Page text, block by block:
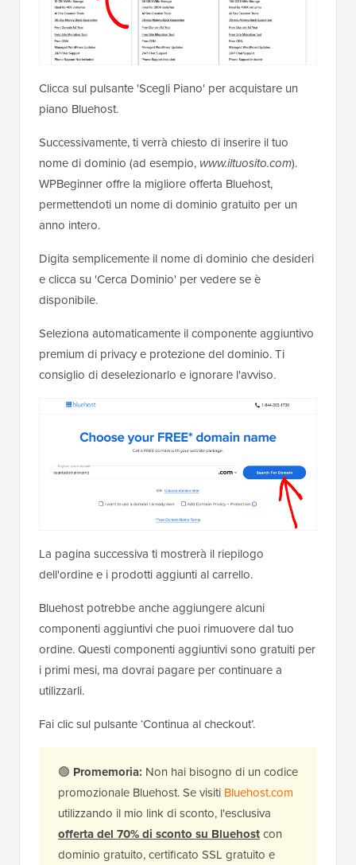
Clicca sul pulsante 'Scegli Piano' per acquistare un
piano Bluehost.
Successivamente, ti verrà chiesto di inserire il tuo
nome di dominio (ad esempio, www.iltuosito.com).
WPBeginner offre la migliore offerta Bluehost,
permettendoti un nome di dominio gratuito per un
anno intero.
Digita semplicemente il nome di dominio che desideri
e clicca su 'Cerca Dominio' per vedere se è
disponibile.
Seleziona automaticamente il componente aggiuntivo
premium di privacy e protezione del dominio. Ti
consiglio di deselezionarlo e ignorare l'avviso.
La pagina successiva ti mostrerà il riepilogo
dell'ordine e i prodotti aggiunti al carrello.
Bluehost potrebbe anche aggiungere alcuni
componenti aggiuntivi che puoi rimuovere dal tuo
ordine. Questi componenti aggiuntivi sono gratuiti per
i primi mesi, ma dovrai pagare per continuare a
utilizzarli.
Fai clic sul pulsante ‘Continua al checkout’.
🟢 Promemoria: Non hai bisogno di un codice
promozionale Bluehost. Se visiti Bluehost.com
utilizzando il mio link di sconto, l'esclusiva
offerta del 70% di sconto su Bluehostcon
dominio gratuito, certificato SSL gratuito e